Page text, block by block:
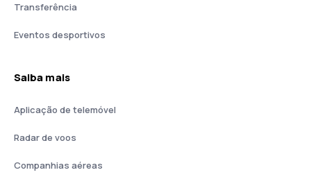
Transferência
Eventos desportivos
Saiba mais
Aplicação de telemóvel
Radar de voos
Companhias aéreas